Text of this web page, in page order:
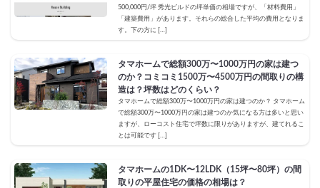
500,000円/坪 秀光ビルドの坪単価の相場ですが、「材料費用」
「建築費用」があります。それらの総合した平均の費用となりま
す。下の方に […]
タマホームで総額300万〜1000万円の家は建つ
のか？コミコミ1500万〜4500万円の間取りの構
造は？坪数はどのくらい？
タマホームで総額300万〜1000万円の家は建つのか？ タマホーム
で総額300万〜1000万円の家は建つのか気になる方は多いと思い
ますが、ローコスト住宅で坪数に限りがありますが、建てれるこ
とは可能です […]
タマホームの1DK〜12LDK（15坪〜80坪）の間
取りの平屋住宅の価格の相場は？